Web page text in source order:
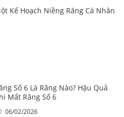
Kế Hoạch Niềng Răng Cá Nhân
Số 6 Là Răng Nào? Hậu Quả
Mất Răng Số 6
06/02/2026